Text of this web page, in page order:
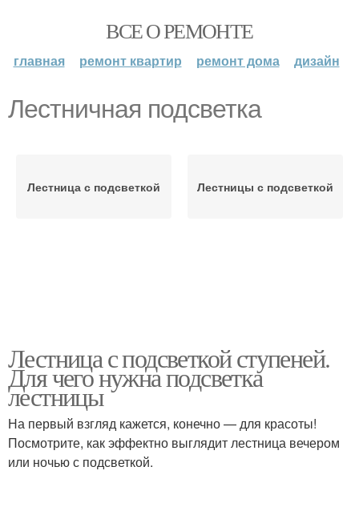
ВСЕ О РЕМОНТЕ
главная ремонт квартир ремонт дома дизайн
Лестничная подсветка
Лестница с подсветкой Лестницы с подсветкой
Лестница с подсветкой ступеней.
Для чего нужна подсветка
лестницы
На первый взгляд кажется, конечно — для красоты!
Посмотрите, как эффектно выглядит лестница вечером
или ночью с подсветкой.